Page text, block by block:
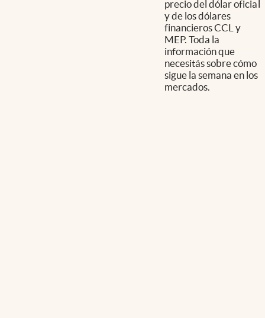
precio del dólar oficial
y de los dólares
financieros CCL y
MEP. Toda la
información que
necesitás sobre cómo
sigue la semana en los
mercados.